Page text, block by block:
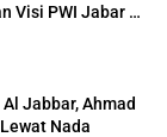
Visi PWI Jabar di
Jabbar, Ahmad
Nada